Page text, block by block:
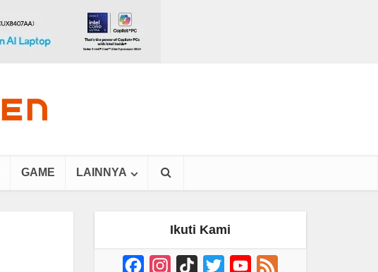
GAME LAINNYA
Ikuti Kami
FacebookInstagram
TikTok Twitter YouTube